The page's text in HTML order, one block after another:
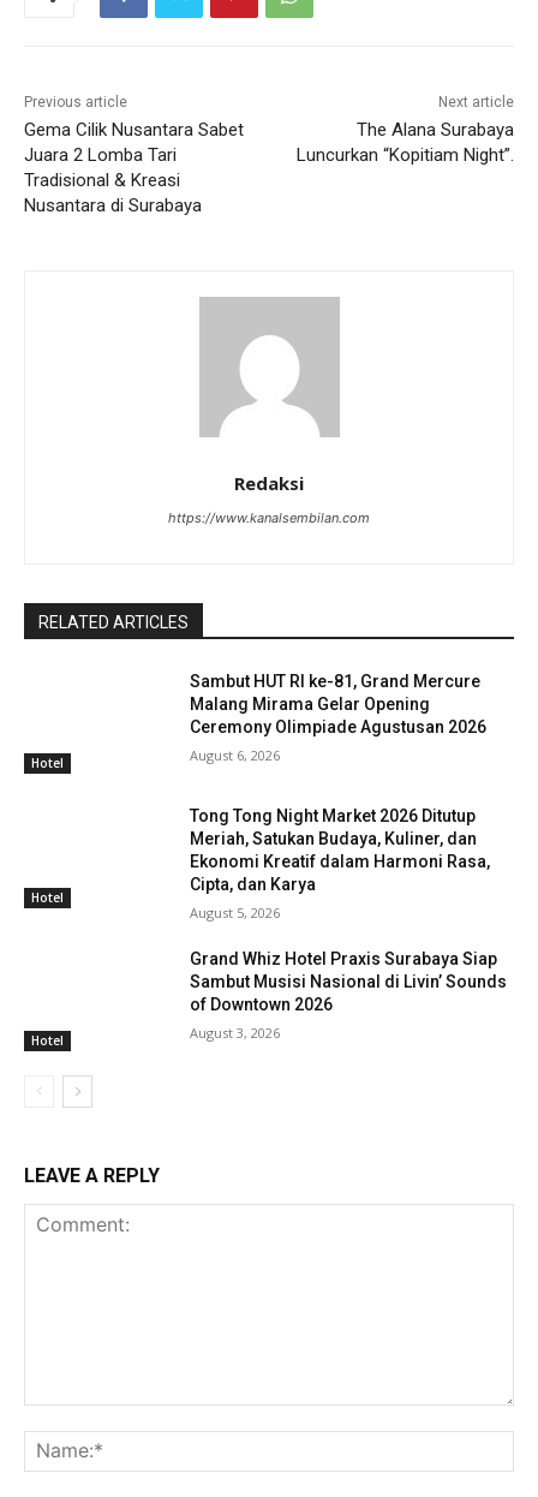
Previous article
Gema Cilik Nusantara Sabet
Juara 2 Lomba Tari
Tradisional & Kreasi
Nusantara di Surabaya
Next article
The Alana Surabaya
Luncurkan “Kopitiam Night”.
Redaksi
https://www.kanalsembilan.com
RELATED ARTICLES
Hotel
Sambut HUT RI ke-81, Grand Mercure
Malang Mirama Gelar Opening
Ceremony Olimpiade Agustusan 2026
August 6, 2026
Hotel
Tong Tong Night Market 2026 Ditutup
Meriah, Satukan Budaya, Kuliner, dan
Ekonomi Kreatif dalam Harmoni Rasa,
Cipta, dan Karya
August 5, 2026
Hotel
Grand Whiz Hotel Praxis Surabaya Siap
Sambut Musisi Nasional di Livin’ Sounds
of Downtown 2026
August 3, 2026
LEAVE A REPLY